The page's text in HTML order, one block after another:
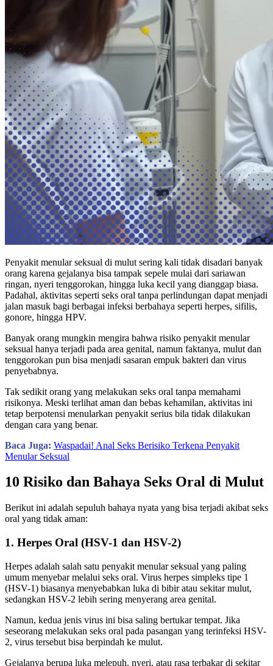
Penyakit menular seksual di mulut sering kali tidak disadari banyak
orang karena gejalanya bisa tampak sepele mulai dari sariawan
ringan, nyeri tenggorokan, hingga luka kecil yang dianggap biasa.
Padahal, aktivitas seperti seks oral tanpa perlindungan dapat menjadi
jalan masuk bagi berbagai infeksi berbahaya seperti herpes, sifilis,
gonore, hingga HPV.
Banyak orang mungkin mengira bahwa risiko penyakit menular
seksual hanya terjadi pada area genital, namun faktanya, mulut dan
tenggorokan pun bisa menjadi sasaran empuk bakteri dan virus
penyebabnya.
Tak sedikit orang yang melakukan seks oral tanpa memahami
risikonya. Meski terlihat aman dan bebas kehamilan, aktivitas ini
tetap berpotensi menularkan penyakit serius bila tidak dilakukan
dengan cara yang benar.
Baca Juga: Waspadai! Anal Seks Berisiko Terkena Penyakit
Menular Seksual
10 Risiko dan Bahaya Seks Oral di Mulut
Berikut ini adalah sepuluh bahaya nyata yang bisa terjadi akibat seks
oral yang tidak aman:
1. Herpes Oral (HSV-1 dan HSV-2)
Herpes adalah salah satu penyakit menular seksual yang paling
umum menyebar melalui seks oral. Virus herpes simpleks tipe 1
(HSV-1) biasanya menyebabkan luka di bibir atau sekitar mulut,
sedangkan HSV-2 lebih sering menyerang area genital.
Namun, kedua jenis virus ini bisa saling bertukar tempat. Jika
seseorang melakukan seks oral pada pasangan yang terinfeksi HSV-
2, virus tersebut bisa berpindah ke mulut.
Gejalanya berupa luka melepuh, nyeri, atau rasa terbakar di sekitar